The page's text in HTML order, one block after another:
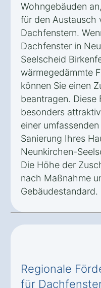
Wohngebäuden
für den Austausch
Dachfenstern.
Dachfenster in
Seelscheid
wärmegedämmte
können Sie einen
beantragen. Diese
besonders
einer
Sanierung Ihres
Neunkirchen-
Die Höhe der
nach Maßnahme
Gebäudestandard.
Regionale
für